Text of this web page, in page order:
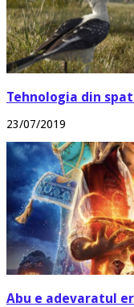
Tehnologia din
23/07/2019
Abu e adevaratul